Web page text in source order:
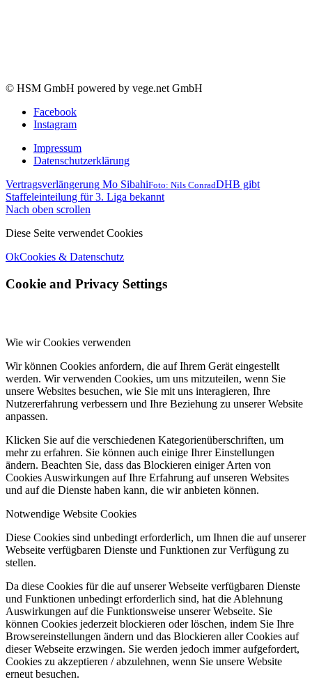
© HSM GmbH powered by vege.net GmbH
Facebook
Instagram
Impressum
Datenschutzerklärung
Vertragsverlängerung Mo SibahiFoto: Nils ConradDHB gibt
Staffeleinteilung für 3. Liga bekannt
Nach oben scrollen
Diese Seite verwendet Cookies
OkCookies & Datenschutz
Cookie and Privacy Settings
Wie wir Cookies verwenden
Wir können Cookies anfordern, die auf Ihrem Gerät eingestellt
werden. Wir verwenden Cookies, um uns mitzuteilen, wenn Sie
unsere Websites besuchen, wie Sie mit uns interagieren, Ihre
Nutzererfahrung verbessern und Ihre Beziehung zu unserer Website
anpassen.
Klicken Sie auf die verschiedenen Kategorienüberschriften, um
mehr zu erfahren. Sie können auch einige Ihrer Einstellungen
ändern. Beachten Sie, dass das Blockieren einiger Arten von
Cookies Auswirkungen auf Ihre Erfahrung auf unseren Websites
und auf die Dienste haben kann, die wir anbieten können.
Notwendige Website Cookies
Diese Cookies sind unbedingt erforderlich, um Ihnen die auf unserer
Webseite verfügbaren Dienste und Funktionen zur Verfügung zu
stellen.
Da diese Cookies für die auf unserer Webseite verfügbaren Dienste
und Funktionen unbedingt erforderlich sind, hat die Ablehnung
Auswirkungen auf die Funktionsweise unserer Webseite. Sie
können Cookies jederzeit blockieren oder löschen, indem Sie Ihre
Browsereinstellungen ändern und das Blockieren aller Cookies auf
dieser Webseite erzwingen. Sie werden jedoch immer aufgefordert,
Cookies zu akzeptieren / abzulehnen, wenn Sie unsere Website
erneut besuchen.